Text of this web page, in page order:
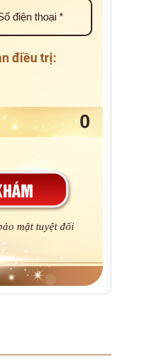
điều trị:
mật tuyệt đối